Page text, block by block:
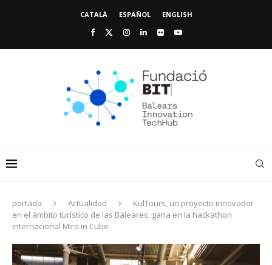
CATALÀ ESPAÑOL ENGLISH
portada Actualidad
KulTours, un proyecto innovador
en el ámbito turístico de las Baleares, gana en la hackathon
internacional Miro in Cube